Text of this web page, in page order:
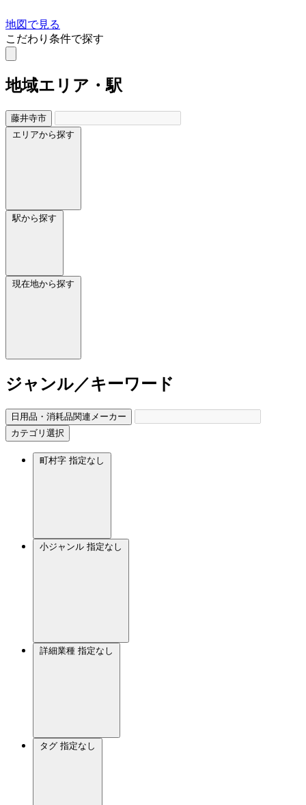
地図で見る
こだわり条件で探す
地域エリア・駅
藤井寺市
エリアから探す
駅から探す
現在地から探す
ジャンル／キーワード
日用品・消耗品関連メーカー
カテゴリ選択
町村字 指定なし
小ジャンル 指定なし
詳細業種 指定なし
タグ 指定なし